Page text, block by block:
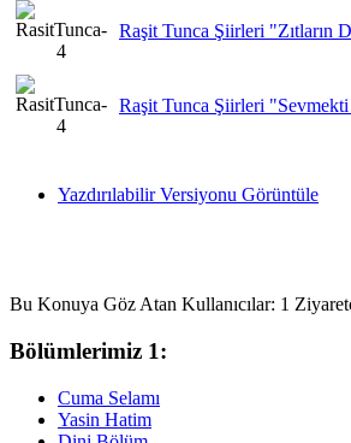
Raşit Tunca Şiirleri "Zıtların
Raşit Tunca Şiirleri
Yazdırılabilir Versiyonu Görüntüle
Bu Konuya Göz Atan Kullanıcılar: 1
Bölümlerimiz 1:
Cuma Selamı
Yasin Hatim